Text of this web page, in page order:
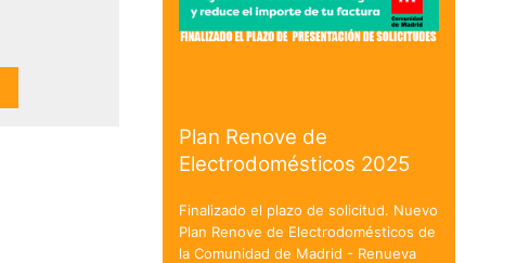
Plan Renove de
Electrodomésticos 2025
Finalizado el plazo de solicitud. Nuevo
Plan Renove de Electrodomésticos de
la Comunidad de Madrid - Renueva